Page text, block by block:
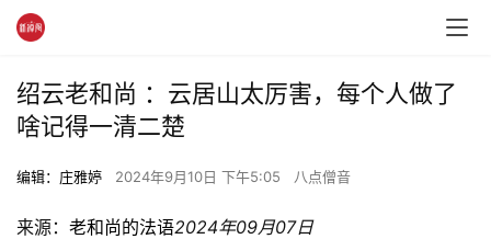
绍云老和尚 ：云居山太厉害，每个人做了
啥记得一清二楚
编辑：庄雅婷 2024年9月10日 下午5:05 八点僧音
来源： 老和尚的法语2024年09月07日